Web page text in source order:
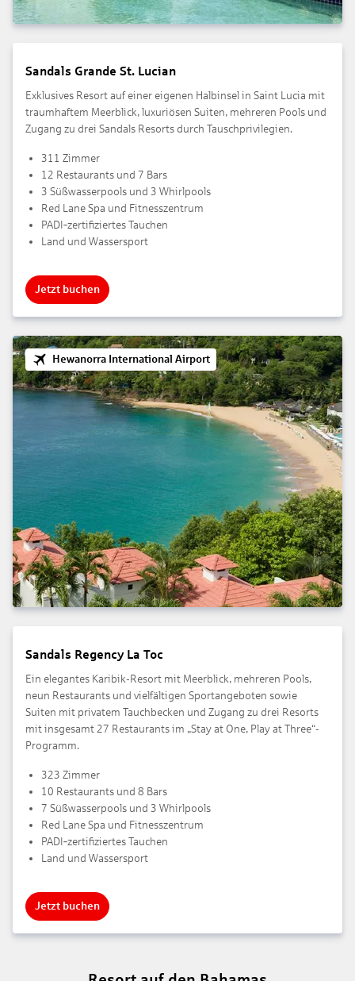
Sandals Grande St. Lucian
Exklusives Resort auf einer eigenen Halbinsel in Saint Lucia mit
traumhaftem Meerblick, luxuriösen Suiten, mehreren Pools und
Zugang zu drei Sandals Resorts durch Tauschprivilegien.
311 Zimmer
12 Restaurants und 7 Bars
3 Süßwasserpools und 3 Whirlpools
Red Lane Spa und Fitnesszentrum
PADI‑zertifiziertes Tauchen
Land und Wassersport
Jetzt buchen
Hewanorra International Airport
Sandals Regency La Toc
Ein elegantes Karibik-Resort mit Meerblick, mehreren Pools,
neun Restaurants und vielfältigen Sportangeboten sowie
Suiten mit privatem Tauchbecken und Zugang zu drei Resorts
mit insgesamt 27 Restaurants im „Stay at One, Play at Three“-
Programm.
323 Zimmer
10 Restaurants und 8 Bars
7 Süßwasserpools und 3 Whirlpools
Red Lane Spa und Fitnesszentrum
PADI‑zertifiziertes Tauchen
Land und Wassersport
Jetzt buchen